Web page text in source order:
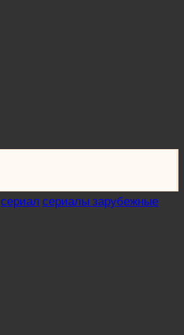
сериал сериалы зарубежные